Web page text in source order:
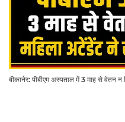
बीकानेर: पीबीएम अस्पताल में 3 माह से वेतन